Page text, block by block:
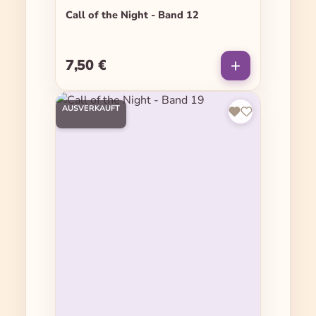
Call of the Night - Band 12
Regulärer Preis:
7,50 €
AUSVERKAUFT